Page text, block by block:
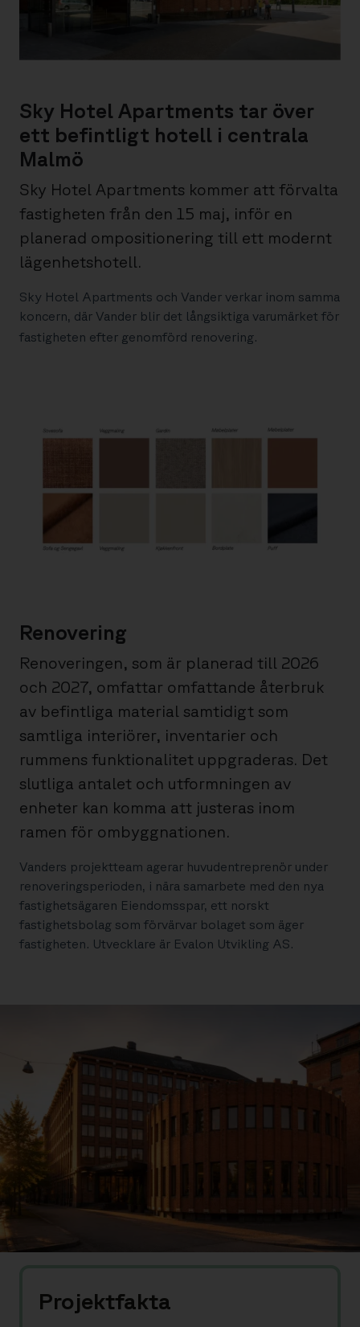
Sky Hotel Apartments tar över
ett befintligt hotell i centrala
Malmö
Sky Hotel Apartments kommer att förvalta
fastigheten från den 15 maj, inför en
planerad ompositionering till ett modernt
lägenhetshotell.
Sky Hotel Apartments och Vander verkar inom samma
koncern, där Vander blir det långsiktiga varumärket för
fastigheten efter genomförd renovering.
Renovering
Renoveringen, som är planerad till 2026
och 2027, omfattar omfattande återbruk
av befintliga material samtidigt som
samtliga interiörer, inventarier och
rummens funktionalitet uppgraderas. Det
slutliga antalet och utformningen av
enheter kan komma att justeras inom
ramen för ombyggnationen.
Vanders projektteam agerar huvudentreprenör under
renoveringsperioden, i nära samarbete med den nya
fastighetsägaren Eiendomsspar, ett norskt
fastighetsbolag som förvärvar bolaget som äger
fastigheten. Utvecklare är Evalon Utvikling AS.
Projektfakta